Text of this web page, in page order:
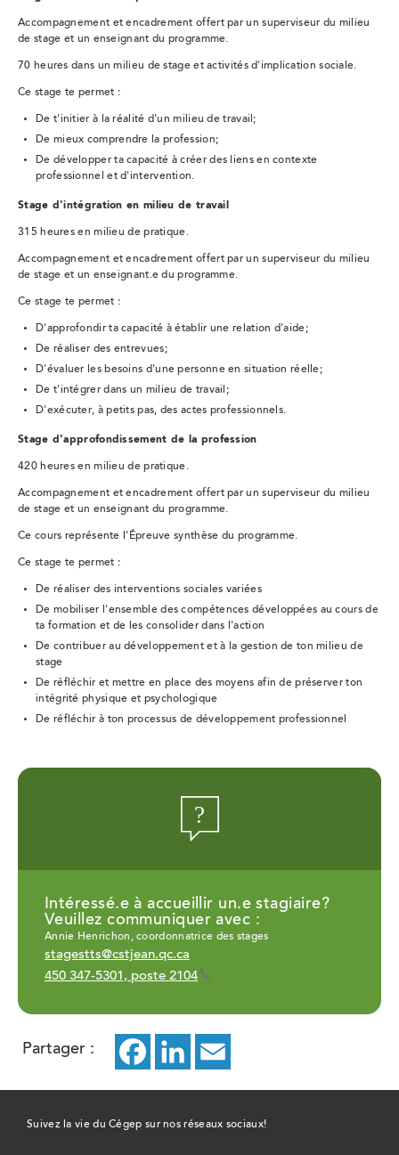
Partager : Facebook
ce
lien
ouvrira
LinkedIn
ce
lien
ouvrira
lien
ouvrira
Accompagnement et encadrement offert par un superviseur du milieu
de stage et un enseignant du programme.
70 heures dans un milieu de stage et activités d'implication sociale.
Ce stage te permet :
De t'initier à la réalité d'un milieu de travail;
De mieux comprendre la profession;
De développer ta capacité à créer des liens en contexte
professionnel et d'intervention.
Stage d'intégration en milieu de travail
315 heures en milieu de pratique.
Accompagnement et encadrement offert par un superviseur du milieu
de stage et un enseignant.e du programme.
Ce stage te permet :
D'approfondir ta capacité à établir une relation d'aide;
De réaliser des entrevues;
D'évaluer les besoins d'une personne en situation réelle;
De t'intégrer dans un milieu de travail;
D'exécuter, à petits pas, des actes professionnels.
Stage d'approfondissement de la profession
420 heures en milieu de pratique.
Accompagnement et encadrement offert par un superviseur du milieu
de stage et un enseignant du programme.
Ce cours représente l'Épreuve synthèse du programme.
Ce stage te permet :
De réaliser des interventions sociales variées
De mobiliser l'ensemble des compétences développées au cours de
ta formation et de les consolider dans l'action
De contribuer au développement et à la gestion de ton milieu de
stage
De réfléchir et mettre en place des moyens afin de préserver ton
intégrité physique et psychologique
De réfléchir à ton processus de développement professionnel
Intéressé.e à accueillir un.e stagiaire?
Veuillez communiquer avec :
Annie Henrichon, coordonnatrice des stages
stagestts@cstjean.qc.ca
450 347-5301, poste 2104
Suivez la vie du Cégep sur nos réseaux sociaux!